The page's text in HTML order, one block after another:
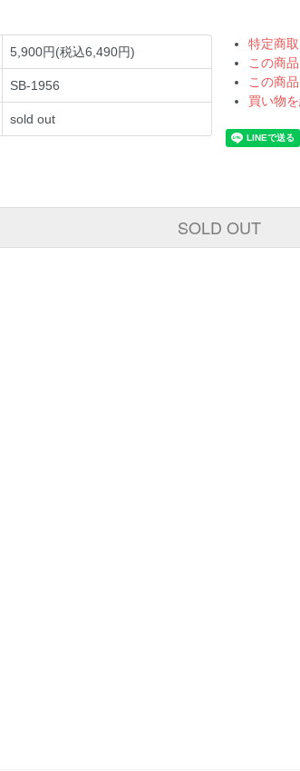
5,900円(税込6,490円)
SB-1956
sold out
特定商
この商
この商
買い物
SOLD OUT